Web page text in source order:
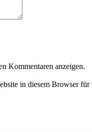
Kommentaren anzeigen.
in diesem Browser für